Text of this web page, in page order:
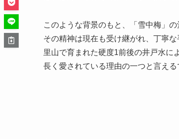
このような背景のもと、「雪中梅」
その精神は現在も受け継がれ、丁寧
里山で育まれた硬度1前後の井戸水に
長く愛されている理由の一つと言える